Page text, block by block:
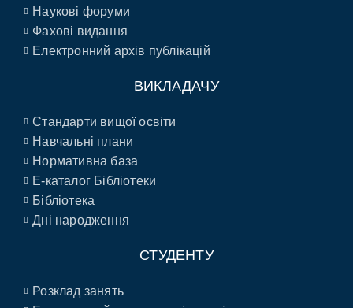
Наукові форуми
Фахові видання
Електронний архів публікацій
ВИКЛАДАЧУ
Стандарти вищої освіти
Навчальні плани
Нормативна база
E-каталог Бібліотеки
Бібліотека
Дні народження
СТУДЕНТУ
Розклад занять